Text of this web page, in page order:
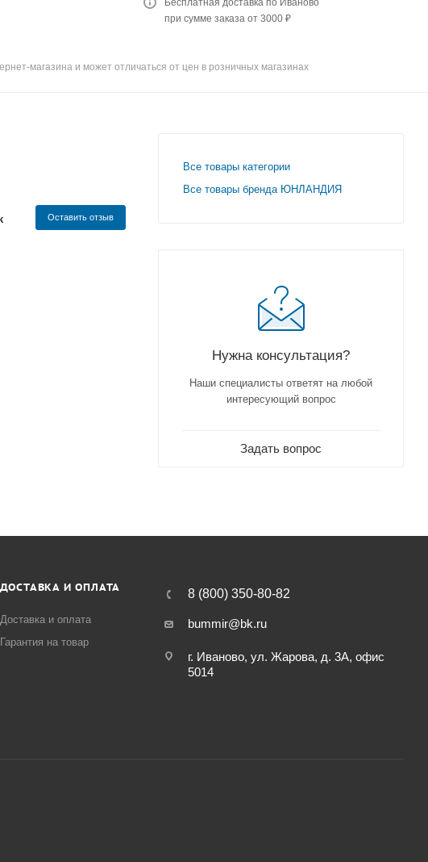
при сумме заказа от 3000 ₽
магазина и может отличаться от цен в розничных магазинах
Оставить отзыв
Все товары категории
Все товары бренда ЮНЛАНДИЯ
Нужна консультация?
Наши специалисты ответят на любой
интересующий вопрос
Задать вопрос
ДОСТАВКА И ОПЛАТА
Доставка и оплата
Гарантия на товар
8 (800) 350-80-82
bummir@bk.ru
г. Иваново, ул. Жарова, д. 3А, офис
5014